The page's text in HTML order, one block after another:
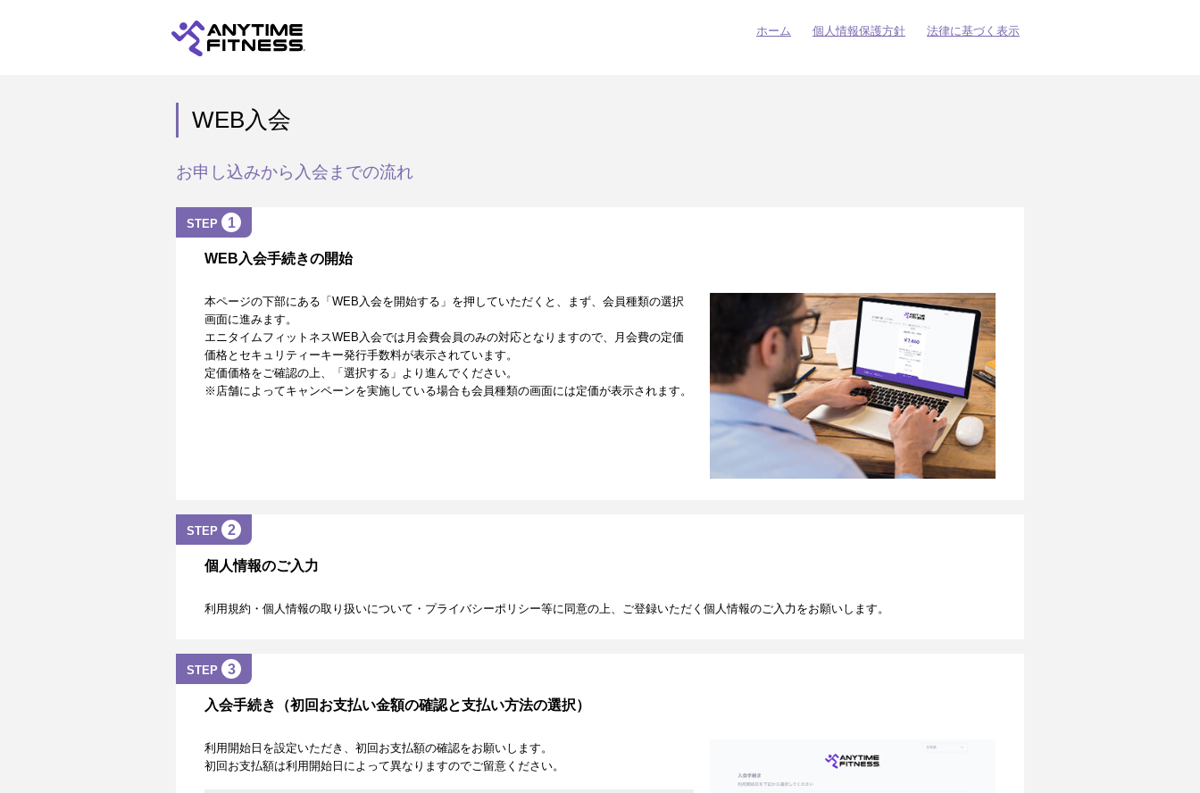
ホーム 個人情報保護方針 法律に基づく表示
WEB入会
お申し込みから入会までの流れ
STEP 1
WEB入会手続きの開始
本ページの下部にある「WEB入会を開始する」を押していただくと、まず、会員種類の選択
画面に進みます。
エニタイムフィットネスWEB入会では月会費会員のみの対応となりますので、月会費の定価
価格とセキュリティーキー発行手数料が表示されています。
定価価格をご確認の上、「選択する」より進んでください。
※店舗によってキャンペーンを実施している場合も会員種類の画面には定価が表示されます。
STEP 2
個人情報のご入力
利用規約・個人情報の取り扱いについて・プライバシーポリシー等に同意の上、ご登録いただく個人情報のご入力をお願いします。
STEP 3
入会手続き（初回お支払い金額の確認と支払い方法の選択）
利用開始日を設定いただき、初回お支払額の確認をお願いします。
初回お支払額は利用開始日によって異なりますのでご留意ください。